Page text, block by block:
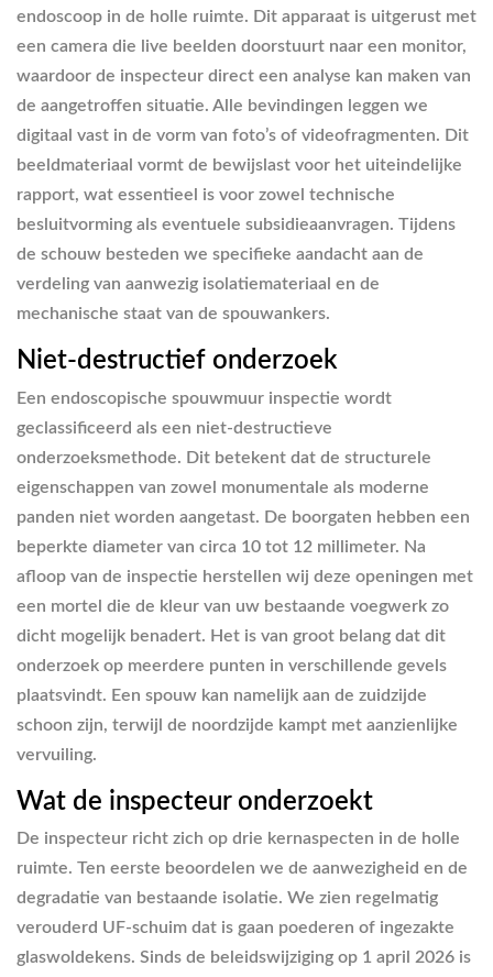
endoscoop in de holle ruimte. Dit apparaat is uitgerust met
een camera die live beelden doorstuurt naar een monitor,
waardoor de inspecteur direct een analyse kan maken van
de aangetroffen situatie. Alle bevindingen leggen we
digitaal vast in de vorm van foto’s of videofragmenten. Dit
beeldmateriaal vormt de bewijslast voor het uiteindelijke
rapport, wat essentieel is voor zowel technische
besluitvorming als eventuele subsidieaanvragen. Tijdens
de schouw besteden we specifieke aandacht aan de
verdeling van aanwezig isolatiemateriaal en de
mechanische staat van de spouwankers.
Niet-destructief onderzoek
Een endoscopische spouwmuur inspectie wordt
geclassificeerd als een niet-destructieve
onderzoeksmethode. Dit betekent dat de structurele
eigenschappen van zowel monumentale als moderne
panden niet worden aangetast. De boorgaten hebben een
beperkte diameter van circa 10 tot 12 millimeter. Na
afloop van de inspectie herstellen wij deze openingen met
een mortel die de kleur van uw bestaande voegwerk zo
dicht mogelijk benadert. Het is van groot belang dat dit
onderzoek op meerdere punten in verschillende gevels
plaatsvindt. Een spouw kan namelijk aan de zuidzijde
schoon zijn, terwijl de noordzijde kampt met aanzienlijke
vervuiling.
Wat de inspecteur onderzoekt
De inspecteur richt zich op drie kernaspecten in de holle
ruimte. Ten eerste beoordelen we de aanwezigheid en de
degradatie van bestaande isolatie. We zien regelmatig
verouderd UF-schuim dat is gaan poederen of ingezakte
glaswoldekens. Sinds de beleidswijziging op 1 april 2026 is